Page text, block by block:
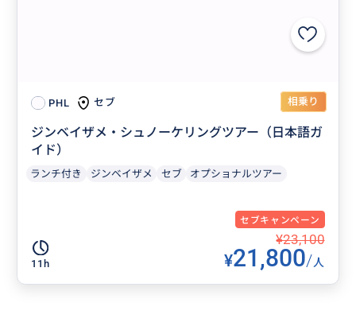
PHL セブ 相乗り
ジンベイザメ・シュノーケリングツアー（日本語ガ
イド）
ランチ付き ジンベイザメ セブ オプショナルツアー
セブキャンペーン
11h
¥23,100
¥21,800/人